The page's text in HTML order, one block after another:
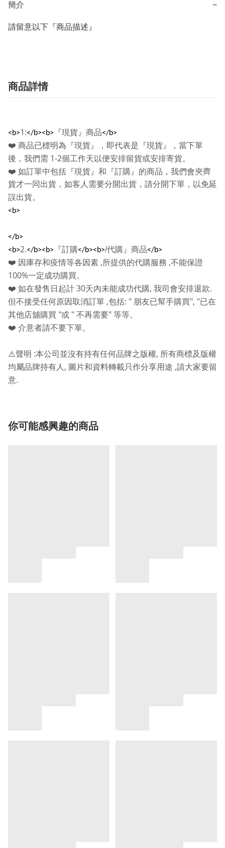
簡介 −
請留意以下『商品描述』
商品詳情
<b>1:</b><b> 『現貨』商品</b>
❤️ 商品已標明為『現貨』，即代表是『現貨』，當下單
後，我們需 1-2個工作天以便安排留貨或安排寄貨。
❤️ 如訂單中包括『現貨』和『訂購』的商品，我們會夾齊
貨才一同出貨，如客人需要分開出貨，請分開下單，以免延
誤出貨。
<b>
</b>
<b>2.</b><b> 『訂購</b><b>/代購』商品</b>
❤️ 因庫存和疫情等各因素 ,所提供的代購服務 ,不能保證
100%一定成功購買。
❤️ 如在發售日起計 30天內未能成功代購, 我司會安排退款.
但不接受任何原因取消訂單 ,包括: " 朋友已幫手購買", "已在
其他店舖購買 "或 " 不再需要" 等等。
❤️ 介意者請不要下單。
⚠️聲明 :本公司並沒有持有任何品牌之版權, 所有商標及版權
均屬品牌持有人 , 圖片和資料轉載只作分享用途 ,請大家要留
意.
你可能感興趣的商品